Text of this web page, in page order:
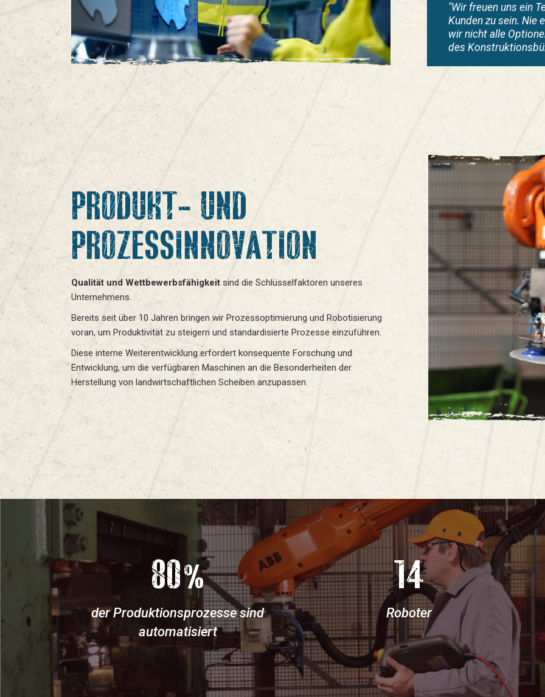
"Wir freuen uns ein
Kunden zu sein. Nie
wir nicht alle
des
PRODUKT- UND
PROZESSINNOVATION
Qualität und Wettbewerbsfähigkeit sind die Schlüsselfaktoren unseres
Unternehmens.
Bereits seit über 10 Jahren bringen wir Prozessoptimierung und Robotisierung
voran, um Produktivität zu steigern und standardisierte Prozesse einzuführen.
Diese interne Weiterentwicklung erfordert konsequente Forschung und
Entwicklung, um die verfügbaren Maschinen an die Besonderheiten der
Herstellung von landwirtschaftlichen Scheiben anzupassen.
80%
der Produktionsprozesse sind
automatisiert
14
Roboter